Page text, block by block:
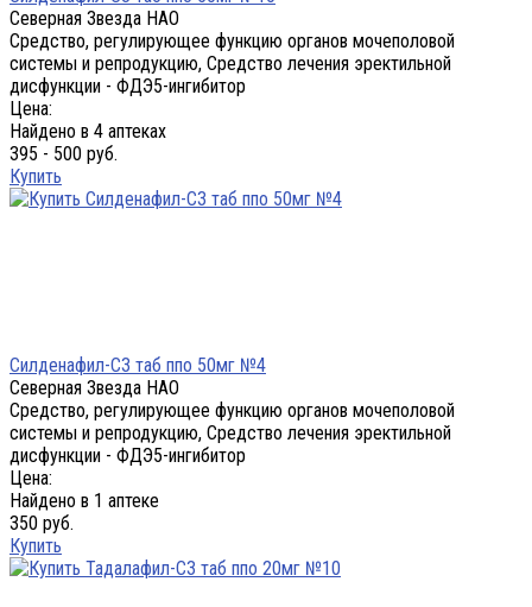
Северная Звезда НАО
Средство, регулирующее функцию органов мочеполовой
системы и репродукцию, Средство лечения эректильной
дисфункции - ФДЭ5-ингибитор
Цена:
Найдено в 4 аптеках
395 - 500 руб.
Купить
Силденафил-СЗ таб ппо 50мг №4
Северная Звезда НАО
Средство, регулирующее функцию органов мочеполовой
системы и репродукцию, Средство лечения эректильной
дисфункции - ФДЭ5-ингибитор
Цена:
Найдено в 1 аптеке
350 руб.
Купить